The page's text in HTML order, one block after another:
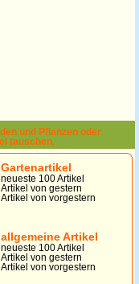
Gartenartikel
neueste 100 Artikel
Artikel von gestern
Artikel von vorgestern
allgemeine Artikel
neueste 100 Artikel
Artikel von gestern
Artikel von vorgestern